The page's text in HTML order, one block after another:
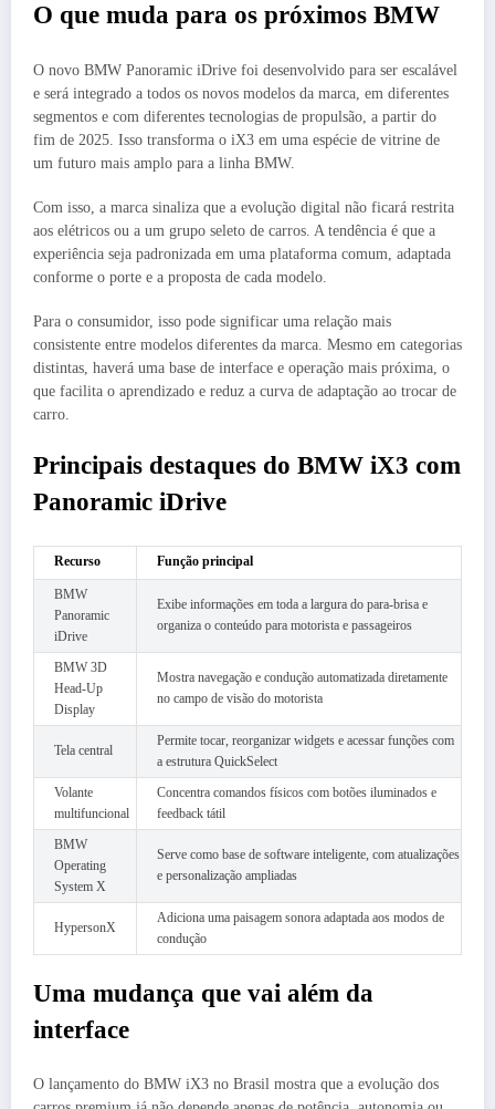
O que muda para os próximos BMW
O novo BMW Panoramic iDrive foi desenvolvido para ser escalável
e será integrado a todos os novos modelos da marca, em diferentes
segmentos e com diferentes tecnologias de propulsão, a partir do
fim de 2025. Isso transforma o iX3 em uma espécie de vitrine de
um futuro mais amplo para a linha BMW.
Com isso, a marca sinaliza que a evolução digital não ficará restrita
aos elétricos ou a um grupo seleto de carros. A tendência é que a
experiência seja padronizada em uma plataforma comum, adaptada
conforme o porte e a proposta de cada modelo.
Para o consumidor, isso pode significar uma relação mais
consistente entre modelos diferentes da marca. Mesmo em categorias
distintas, haverá uma base de interface e operação mais próxima, o
que facilita o aprendizado e reduz a curva de adaptação ao trocar de
carro.
Principais destaques do BMW iX3 com
Panoramic iDrive
Recurso Função principal
BMW
Panoramic
iDrive
Exibe informações em toda a largura do para-brisa e
organiza o conteúdo para motorista e passageiros
BMW 3D
Head-Up
Display
Mostra navegação e condução automatizada diretamente
no campo de visão do motorista
Tela central
Permite tocar, reorganizar widgets e acessar funções com
a estrutura QuickSelect
Volante
multifuncional
Concentra comandos físicos com botões iluminados e
feedback tátil
BMW
Operating
System X
Serve como base de software inteligente, com atualizações
e personalização ampliadas
HypersonX
Adiciona uma paisagem sonora adaptada aos modos de
condução
Uma mudança que vai além da
interface
O lançamento do BMW iX3 no Brasil mostra que a evolução dos